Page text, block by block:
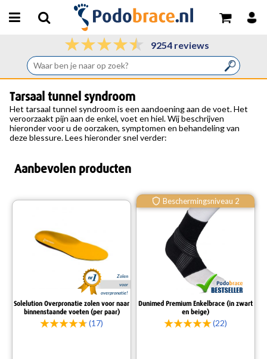
9254 reviews
Tarsaal tunnel syndroom
Het tarsaal tunnel syndroom is een aandoening aan de voet. Het
veroorzaakt pijn aan de enkel, voet en hiel. Wij beschrijven
hieronder voor u de oorzaken, symptomen en behandeling van
deze blessure. Lees hieronder snel verder:
Aanbevolen producten
Zolen
voor
overpronatie!
Solelution Overpronatie zolen voor naar
binnenstaande voeten (per paar)
(17)
Beschermingsniveau 2
Dunimed Premium Enkelbrace (in zwart
en beige)
(22)